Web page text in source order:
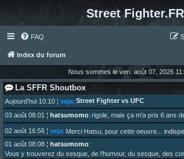
Street Fighter.FR
FAQ
Index du forum
Nous sommes le ven. août 07, 2026
La SFFR Shoutbox
Aujourd’hui 10:10 ¦ veja: Street Fighter vs UFC
03 août 08:01 ¦ hatsumomo: rigole, mais ça m'a pris 6 ans
02 août 16:56 ¦ veja: Merci Hatsu, pour cette oeuvre...
01 août 08:08 ¦ hatsumomo:
Vous y trouverez du sesque, de l'humour, du sesque, des